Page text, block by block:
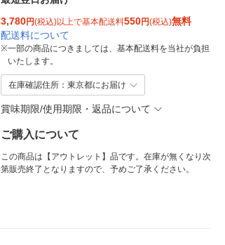
3,780円(税込)以上で基本配送料550円(税込)無料
配送料について
※一部の商品につきましては、基本配送料を当社が負担
いたします。
在庫確認住所：東京都にお届け
賞味期限/使用期限・返品について
ご購入について
この商品は【アウトレット】品です。在庫が無くなり次
第販売終了となりますので、予めご了承ください。